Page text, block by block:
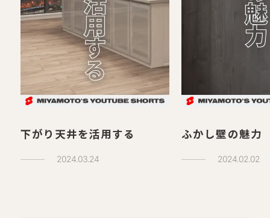
下がり天井を活用する
2024.03.24
ふかし壁の魅力
2024.02.02